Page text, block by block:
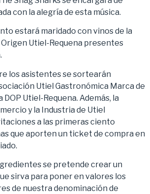
con la alegría de esta música.
estará maridado con vinos de la
Utiel-Requena presentes
los asistentes se sortearán
Utiel Gastronómica Marca de
DOP Utiel-Requena. Además, la
y la Industria de Utiel
a las primeras ciento
que aporten un ticket de compra en
se pretende crear un
sirva para poner en valores los
de nuestra denominación de